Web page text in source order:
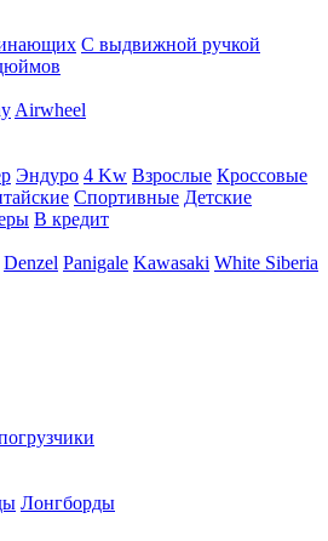
С выдвижной ручкой
Airwheel
Эндуро 4 Kw Взрослые Кроссовые
Спортивные Детские
В кредит
Denzel Panigale Kawasaki White Siberia
Лонгборды